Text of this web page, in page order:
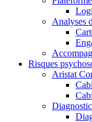
Analyses
Risques
Aristat